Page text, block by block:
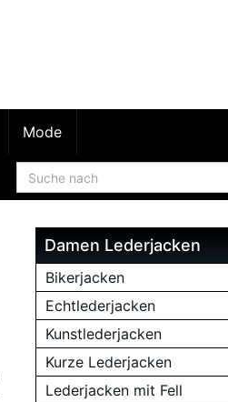
Mode
Damen Lederjacken
Bikerjacken
Echtlederjacken
Kunstlederjacken
Kurze Lederjacken
Lederjacken mit Fell